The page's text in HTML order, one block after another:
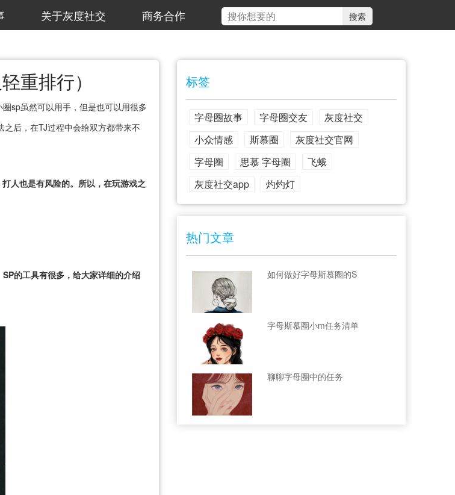
关于灰度社交 商务合作
重排行）
sp虽然可以用手，但是也可以用很多
后，在TJ过程中会给双方都带来不
人也是有风险的。所以，在玩游戏之
的工具有很多，给大家详细的介绍
标签
字母圈故事 字母圈交友
灰度社交
小众情感
斯慕圈
灰度社交官网
字母圈
思慕 字母圈
飞蛾
灰度社交app
灼灼灯
热门文章
如何做好字母斯慕圈的S
字母斯慕圈小m任务清单
聊聊字母圈中的任务